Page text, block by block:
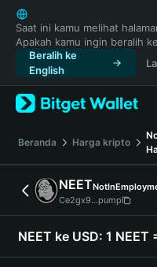
English
日本語
Tiếng Việt
Русский
Español (Latinoamérica)
Türkçe
Français
Deutsch
简体中文
繁體中文
Português (Portugal)
Bahasa Indonesia
ภาษาไทย
Saat ini kamu melihat
Apakah kamu ingin beralih ke
Beralih ke
English
Beranda Harga kripto
NEET
Ce2gx9...pump
NEET ke USD: 1 NEET